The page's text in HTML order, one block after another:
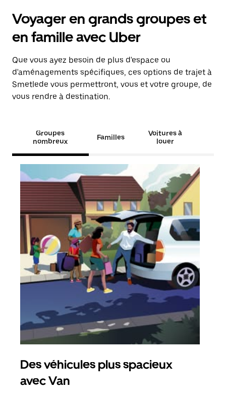
Voyager en grands groupes et
en famille avec Uber
Que vous ayez besoin de plus d'espace ou
d'aménagements spécifiques, ces options de trajet à
Smetlede vous permettront, vous et votre groupe, de
vous rendre à destination.
Groupes
nombreux
Familles
Voitures à
louer
Des véhicules plus spacieux
avec Van